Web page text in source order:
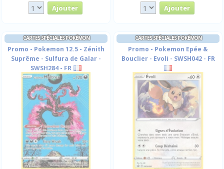
CARTES SPÉCIALES POKÉMON
Promo - Pokemon 12.5 - Zénith
Suprême - Sulfura de Galar -
SWSH284 - FR
CARTES SPÉCIALES POKÉMON
Promo - Pokemon Epée &
Bouclier - Evoli - SWSH042 - FR